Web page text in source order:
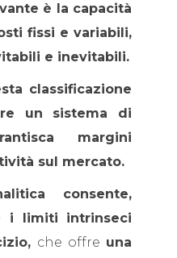
è la capacità
fissi e variabili,
e inevitabili.
classificazione
un sistema di
margini
sul mercato.
consente,
i limiti
intrinseci
che offre una